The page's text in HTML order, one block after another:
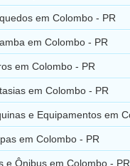
em Colombo - PR
em Colombo - PR
em Colombo - PR
em Colombo - PR
e Equipamentos em
em Colombo - PR
e Ônibus em Colombo - PR